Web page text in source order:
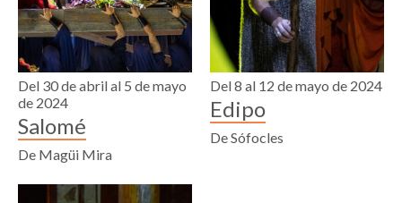
Del 30 de abril al 5 de mayo
de 2024
Salomé
De Magüi Mira
Del 8 al 12 de mayo de 2024
Edipo
De Sófocles